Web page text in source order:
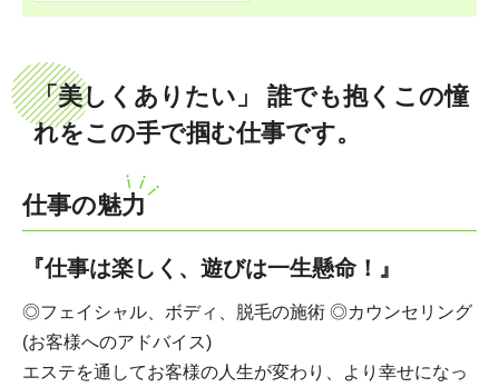
「美しくありたい」 誰でも抱くこの憧
れをこの手で掴む仕事です。
仕事の魅力
『仕事は楽しく、遊びは一生懸命！』
◎フェイシャル、ボディ、脱毛の施術 ◎カウンセリング
(お客様へのアドバイス)
エステを通してお客様の人生が変わり、より幸せになっ